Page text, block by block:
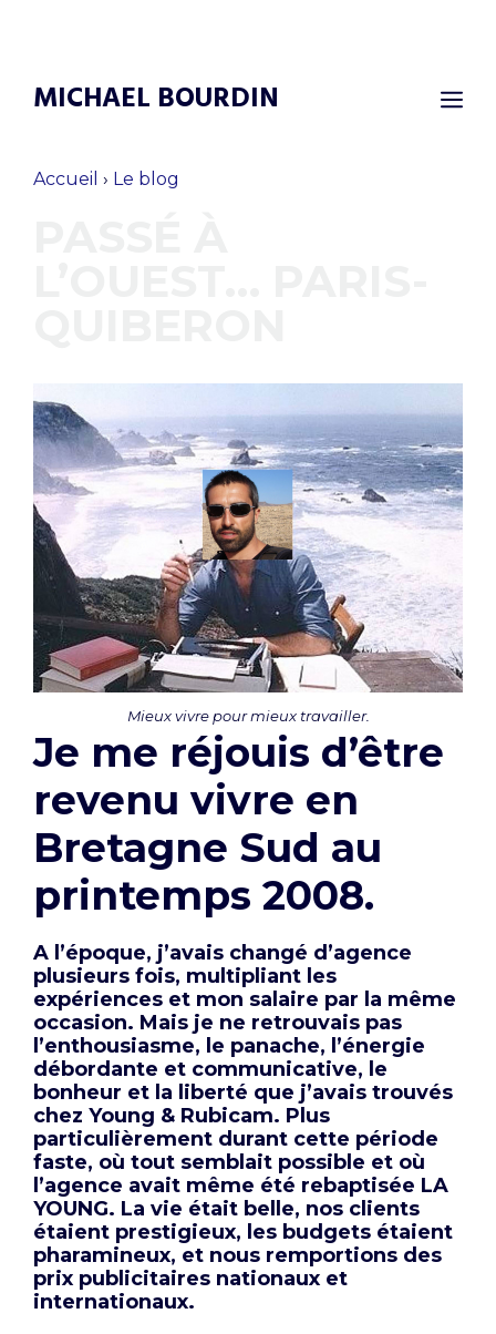
MICHAEL BOURDIN
Accueil › Le blog
Mieux vivre pour mieux travailler.
Je me réjouis d’être
revenu vivre en
Bretagne Sud au
printemps 2008.
A l’époque, j’avais changé d’agence
plusieurs fois, multipliant les
expériences et mon salaire par la même
occasion. Mais je ne retrouvais pas
l’enthousiasme, le panache, l’énergie
débordante et communicative, le
bonheur et la liberté que j’avais trouvés
chez Young & Rubicam. Plus
particulièrement durant cette période
faste, où tout semblait possible et où
l’agence avait même été rebaptisée LA
YOUNG. La vie était belle, nos clients
étaient prestigieux, les budgets étaient
pharamineux, et nous remportions des
prix publicitaires nationaux et
internationaux.